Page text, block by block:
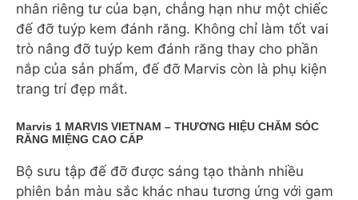
nhân riêng tư của bạn, chẳng hạn như một chiếc
đế đỡ tuýp kem đánh răng. Không chỉ làm tốt vai
trò nâng đỡ tuýp kem đánh răng thay cho phần
nắp của sản phẩm, đế đỡ Marvis còn là phụ kiện
trang trí đẹp mắt.
Marvis 1 MARVIS VIETNAM – THƯƠNG HIỆU CHĂM SÓC
RĂNG MIỆNG CAO CẤP
Bộ sưu tập đế đỡ được sáng tạo thành nhiều
phiên bản màu sắc khác nhau tương ứng với gam